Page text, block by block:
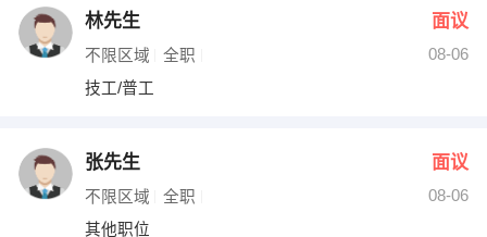
林先生 面议
不限区域 全职
08-06
技工/普工
张先生 面议
不限区域 全职
08-06
其他职位